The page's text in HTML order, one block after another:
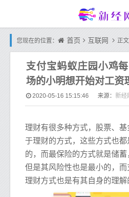
您现在的位置： 首页 互联网 正文
支付宝蚂蚁庄园小鸡
场的小明想开始对工资
2020-05-16 15:15:46 来源： 新经
理财有很多种方式，股票、
于理财的方式，这些方式也
的，而最保险的方式就是储蓄
但是其风险性也是最小的，
理财方式也是有其自身的理解